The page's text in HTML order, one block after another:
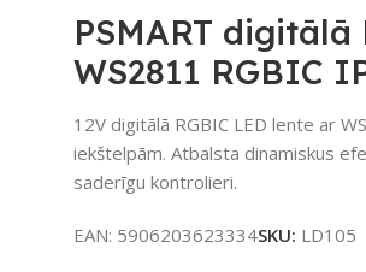
PSMART digitālā
WS2811 RGBIC
12V digitālā RGBIC LED lente ar
iekštelpām. Atbalsta dinamiskus
saderīgu kontrolieri.
EAN: 5906203623334SKU: LD105